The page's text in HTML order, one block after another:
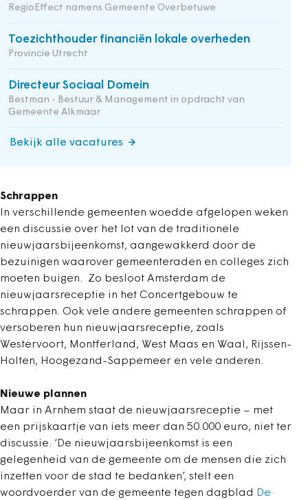
RegioEffect namens Gemeente Overbetuwe
Toezichthouder financiën lokale overheden
Provincie Utrecht
Directeur Sociaal Domein
Bestman - Bestuur & Management in opdracht van
Gemeente Alkmaar
Bekijk alle vacatures
Schrappen
In verschillende gemeenten woedde afgelopen weken
een discussie over het lot van de traditionele
nieuwjaarsbijeenkomst, aangewakkerd door de
bezuinigen waarover gemeenteraden en colleges zich
moeten buigen. Zo besloot Amsterdam de
nieuwjaarsreceptie in het Concertgebouw te
schrappen. Ook vele andere gemeenten schrappen of
versoberen hun nieuwjaarsreceptie, zoals
Westervoort, Montferland, West Maas en Waal, Rijssen-
Holten, Hoogezand-Sappemeer en vele anderen.
Nieuwe plannen
Maar in Arnhem staat de nieuwjaarsreceptie – met
een prijskaartje van iets meer dan 50.000 euro, niet ter
discussie. ‘De nieuwjaarsbijeenkomst is een
gelegenheid van de gemeente om de mensen die zich
inzetten voor de stad te bedanken’, stelt een
woordvoerder van de gemeente tegen dagblad
De